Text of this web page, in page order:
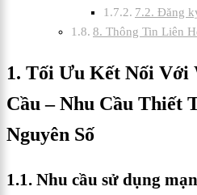
7.2. Đăng
8. Thông Tin Liên
1. Tối Ưu Kết Nối Với
Cầu – Nhu Cầu Thiết
Nguyên Số
1.1. Nhu cầu sử dụng